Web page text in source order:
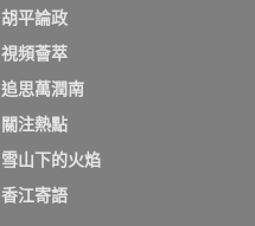
胡平論政
視頻薈萃
追思萬潤南
關注熱點
雪山下的火焰
香江寄語